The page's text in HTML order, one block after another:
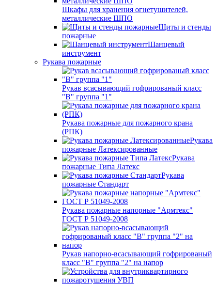
Шкафы для хранения огнетушителей,
металлические ШПО
Щиты и стенды
пожарные
Шанцевый
инструмент
Рукава пожарные
Рукав всасывающий гофрированый класс
"В" группа "1"
Рукава пожарные для пожарного крана
(РПК)
Рукава
пожарные Латексированные
Рукава
пожарные Типа Латекс
Рукава
пожарные Стандарт
Рукава пожарные напорные "Армтекс"
ГОСТ Р 51049-2008
Рукав напорно-всасывающий гофрированый
класс "В" группа "2" на напор